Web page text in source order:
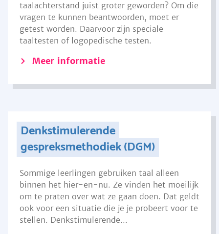
taalachterstand juist groter geworden? Om die
vragen te kunnen beantwoorden, moet er
getest worden. Daarvoor zijn speciale
taaltesten of logopedische testen.
Meer informatie
Denkstimulerende
gespreksmethodiek (DGM)
Sommige leerlingen gebruiken taal alleen
binnen het hier-en-nu. Ze vinden het moeilijk
om te praten over wat ze gaan doen. Dat geldt
ook voor een situatie die je je probeert voor te
stellen. Denkstimulerende...